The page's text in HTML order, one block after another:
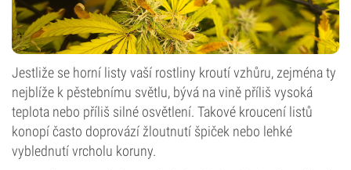
Jestliže se horní listy vaší rostliny kroutí vzhůru, zejména ty
nejblíže k pěstebnímu světlu, bývá na vině příliš vysoká
teplota nebo příliš silné osvětlení. Takové kroucení listů
konopí často doprovází žloutnutí špiček nebo lehké
vyblednutí vrcholu koruny.